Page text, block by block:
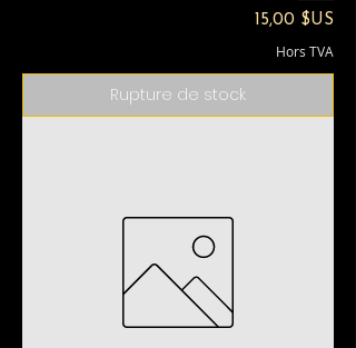
Prix
15,00 $US
Hors TVA
Rupture de stock